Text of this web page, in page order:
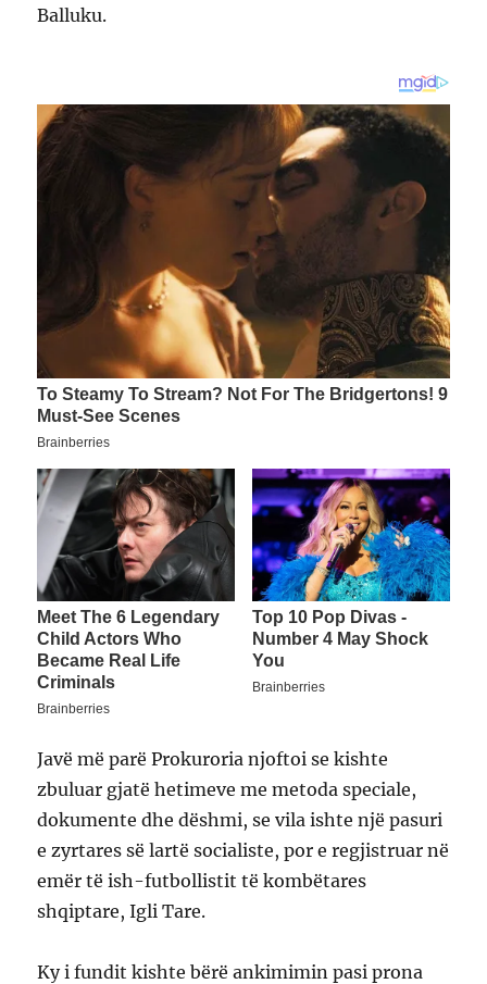
Balluku.
Javë më parë Prokuroria njoftoi se kishte
zbuluar gjatë hetimeve me metoda speciale,
dokumente dhe dëshmi, se vila ishte një pasuri
e zyrtares së lartë socialiste, por e regjistruar në
emër të ish-futbollistit të kombëtares
shqiptare, Igli Tare.
Ky i fundit kishte bërë ankimimin pasi prona